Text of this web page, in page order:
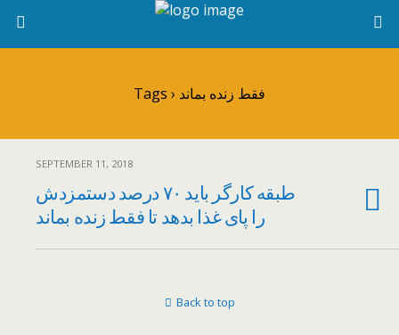
Tags › فقط زنده بماند
SEPTEMBER 11, 2018
طبقه‌ کارگر باید ۷۰ درصد دستمزدش
را پای غذا بدهد تا فقط زنده بماند
Back to top